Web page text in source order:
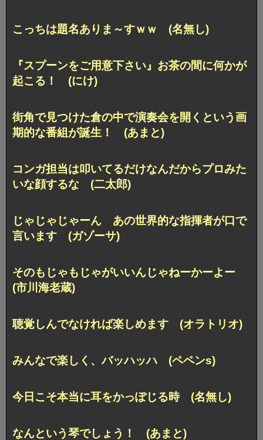
こっちは題名ありま～すｗｗ (名無し)
『スプーンをご用意下さい』お茶の間に何かが
起こる！ (にけ)
街角で見つけた倉の中で演奏会を開くという画
期的な番組が誕生！ (あまと)
コンガ担当は叩いてるだけなんだからプロみた
いな顔するな (二太郎)
じゃじゃじゃーん あの世界的な指揮者が口で
言います (ガゾーサ)
そのもじゃもじゃがいいんじゃねーかーよー
(市川海老蔵)
聴覚しんでなければ楽しめます (オラトリオ)
みんなで楽しく、バッハッハ (ペペンs)
今日こそ本当に耳をかっぽじる時 (名無し)
なんという琴でしょう！ (あまと)